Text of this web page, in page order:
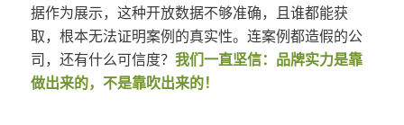
据作为展示，这种开放数据不够准确，且谁都能获
取，根本无法证明案例的真实性。连案例都造假的公
司，还有什么可信度？ 我们一直坚信：品牌实力是靠
做出来的，不是靠吹出来的！